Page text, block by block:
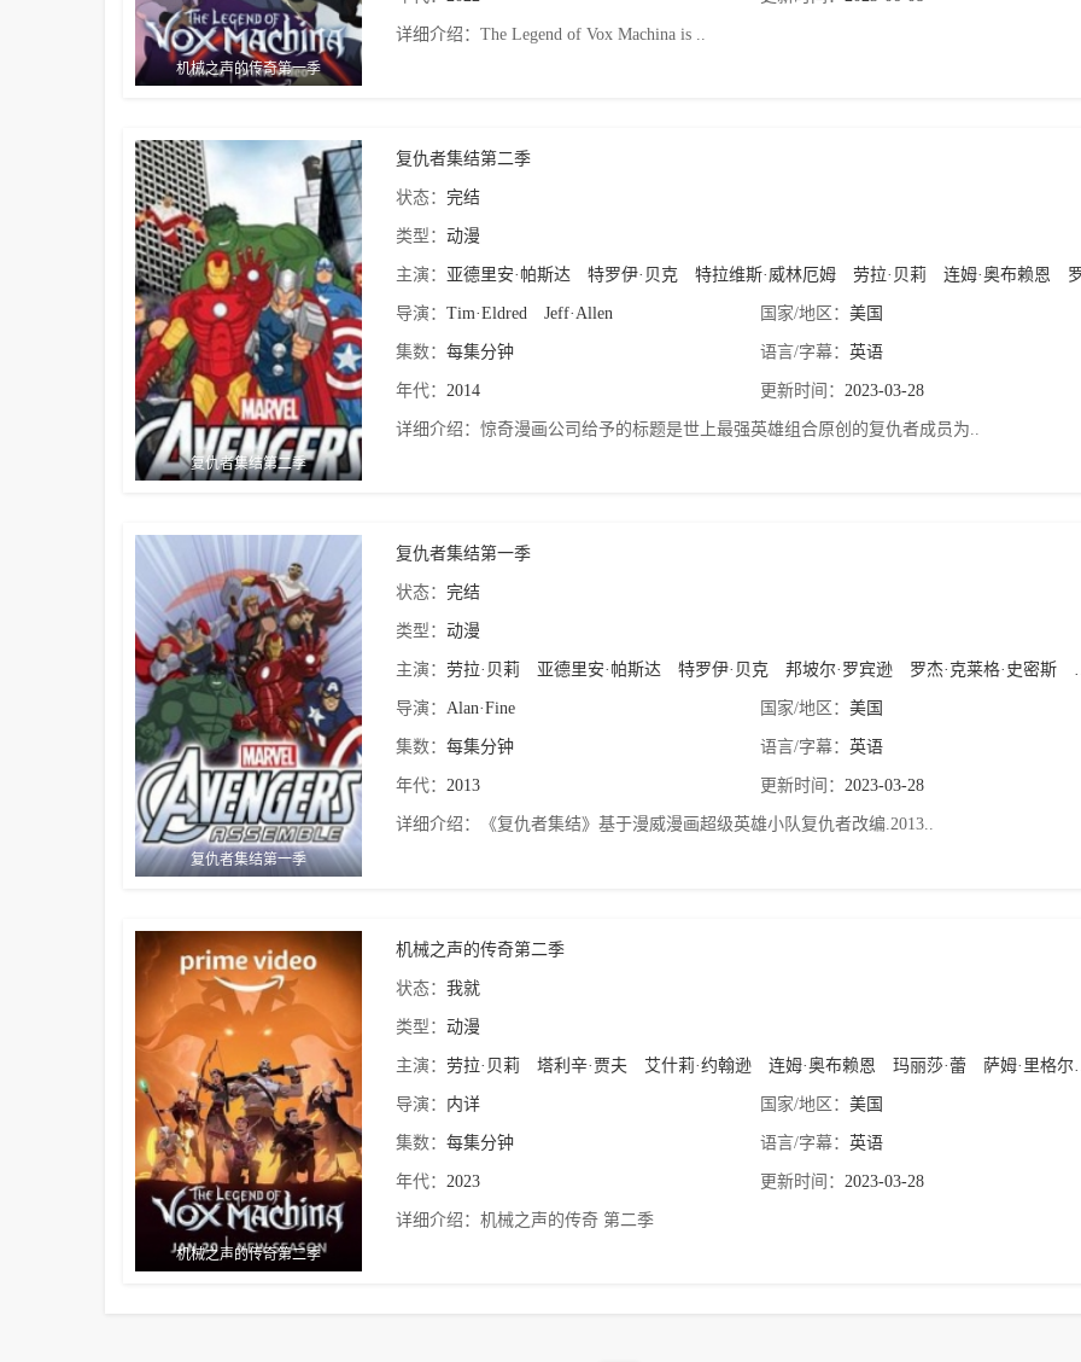
机械之声的传奇第一季
详细介绍：The Legend of Vox Machina is ..
复仇者集结第二季
复仇者集结第二季
状态：完结
类型：动漫
主演： 亚德里安·帕斯达 特罗伊·贝克 特拉维斯·威林厄姆 劳拉·贝莉 连姆·奥布赖恩 罗杰·克莱格
导演：Tim·Eldred Jeff·Allen 国家/地区：美国
集数：每集分钟 语言/字幕：英语
年代：2014 更新时间：2023-03-28
详细介绍：惊奇漫画公司给予的标题是世上最强英雄组合原创的复仇者成员为..
复仇者集结第一季
复仇者集结第一季
状态：完结
类型：动漫
主演：劳拉·贝莉 亚德里安·帕斯达 特罗伊·贝克 邦坡尔·罗宾逊 罗杰·克莱格·史密斯
导演：Alan·Fine 国家/地区：美国
集数：每集分钟 语言/字幕：英语
年代：2013 更新时间：2023-03-28
详细介绍： 《复仇者集结》基于漫威漫画超级英雄小队复仇者改编.2013..
机械之声的传奇第二季
机械之声的传奇第二季
状态：我就
类型：动漫
主演：劳拉·贝莉 塔利辛·贾夫 艾什莉·约翰逊 连姆·奥布赖恩 玛丽莎·蕾 萨姆·里格尔
导演： 内详 国家/地区：美国
集数：每集分钟 语言/字幕：英语
年代： 2023 更新时间： 2023-03-28
详细介绍：机械之声的传奇 第二季